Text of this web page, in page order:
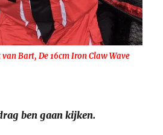
Bart, De 16cm Iron Claw Wave
ben gaan kijken.